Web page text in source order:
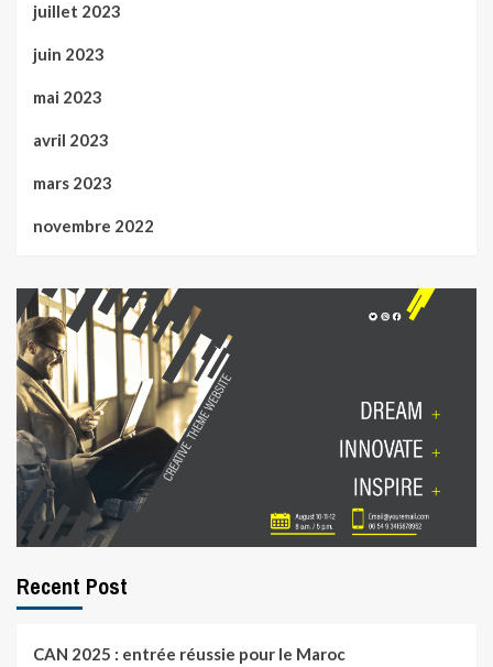
juillet 2023
juin 2023
mai 2023
avril 2023
mars 2023
novembre 2022
Recent Post
CAN 2025 : entrée réussie pour le Maroc